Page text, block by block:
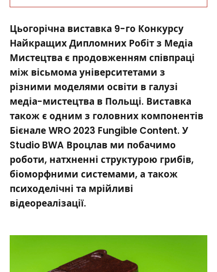
Цьогорічна виставка 9-го Конкурсу
Найкращих Дипломних Робіт з Медіа
Мистецтва є продовженням співпраці
між вісьмома університетами з
різними моделями освіти в галузі
медіа-мистецтва в Польщі. Виставка
також є одним з головних компонентів
Бієнале WRO 2023 Fungible Content. У
Studio BWA Вроцлав ми побачимо
роботи, натхненні структурою грибів,
біоморфними системами, а також
психоделічні та мрійливі
відеореалізації.